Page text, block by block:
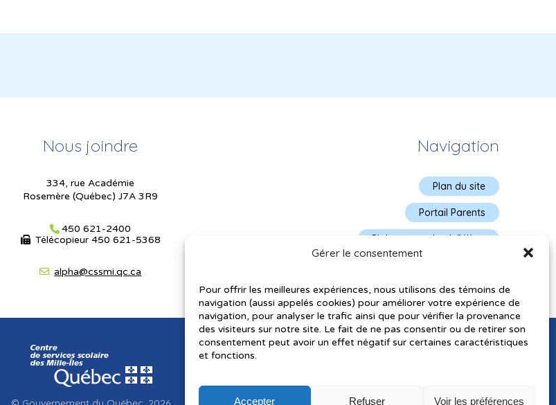
Gérer le consentement
Pour offrir les meilleures expériences, nous utilisons des témoins de
navigation (aussi appelés cookies) pour améliorer votre expérience de
navigation, pour analyser le trafic ainsi que pour vérifier la provenance
des visiteurs sur notre site. Le fait de ne pas consentir ou de retirer son
consentement peut avoir un effet négatif sur certaines caractéristiques
et fonctions.
Accepter Refuser Voir les préférences
Nous joindre
334, rue Académie
Rosemère (Québec) J7A 3R9
450 621-2400
Télécopieur 450 621-5368
alpha@cssmi.qc.ca
Navigation
Plan du site
Portail Parents
Plainte – service à l’élève